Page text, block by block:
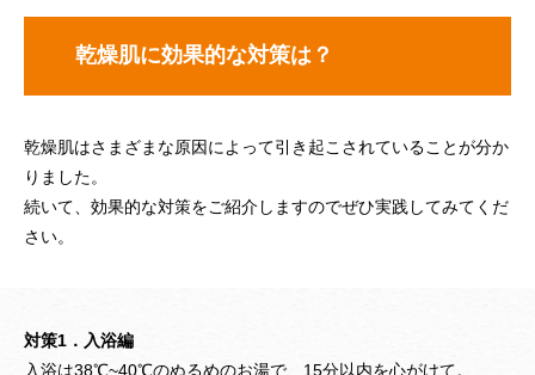
乾燥肌に効果的な対策は？
乾燥肌はさまざまな原因によって引き起こされていることが分か
りました。
続いて、効果的な対策をご紹介しますのでぜひ実践してみてくだ
さい。
対策1．入浴編
入浴は38℃~40℃のぬるめのお湯で、15分以内を心がけて。